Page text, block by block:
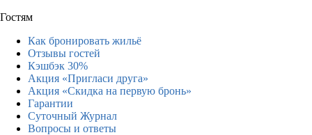
Гостям
Как бронировать жильё
Отзывы гостей
Кэшбэк 30%
Акция «Пригласи друга»
Акция «Скидка на первую бронь»
Гарантии
Суточный Журнал
Вопросы и ответы